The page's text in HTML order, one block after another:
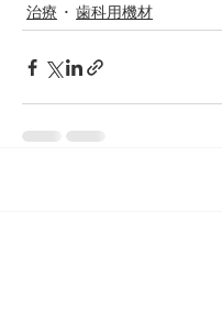
治療 歯科用機材